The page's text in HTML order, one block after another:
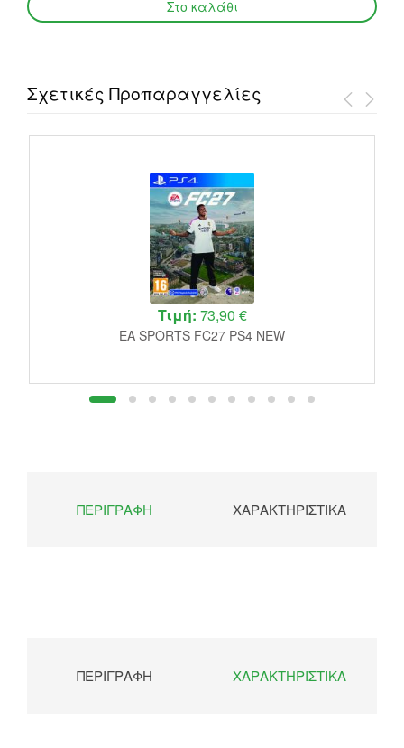
Σχετικές Προπαραγγελίες
Τιμή: 73,90 €
EA SPORTS FC27 PS4 NEW
ΠΕΡΙΓΡΑΦΉ ΧΑΡΑΚΤΗΡΙΣΤΙΚΆ
ΠΕΡΙΓΡΑΦΉ ΧΑΡΑΚΤΗΡΙΣΤΙΚΆ